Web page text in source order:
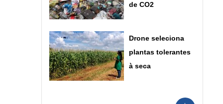
de CO2
Drone seleciona
plantas tolerantes
à seca